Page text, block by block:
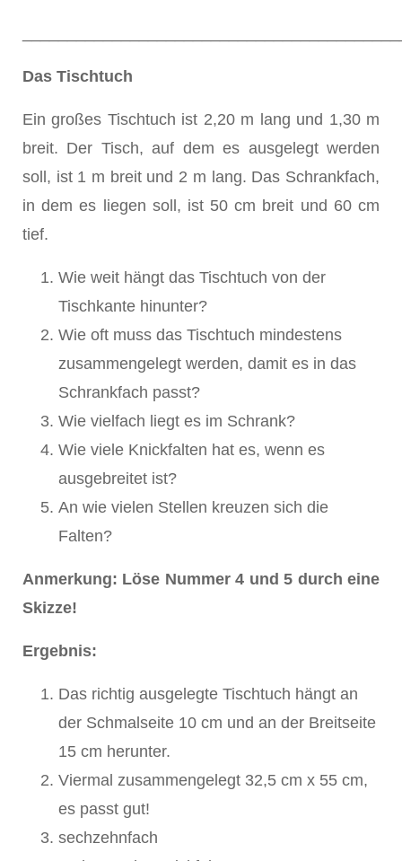
Das Tischtuch
Ein großes Tischtuch ist 2,20 m lang und 1,30 m
breit. Der Tisch, auf dem es ausgelegt werden
soll, ist 1 m breit und 2 m lang. Das Schrankfach,
in dem es liegen soll, ist 50 cm breit und 60 cm
tief.
Wie weit hängt das Tischtuch von der
Tischkante hinunter?
Wie oft muss das Tischtuch mindestens
zusammengelegt werden, damit es in das
Schrankfach passt?
Wie vielfach liegt es im Schrank?
Wie viele Knickfalten hat es, wenn es
ausgebreitet ist?
An wie vielen Stellen kreuzen sich die
Falten?
Anmerkung: Löse Nummer 4 und 5 durch eine
Skizze!
Ergebnis:
Das richtig ausgelegte Tischtuch hängt an
der Schmalseite 10 cm und an der Breitseite
15 cm herunter.
Viermal zusammengelegt 32,5 cm x 55 cm,
es passt gut!
sechzehnfach